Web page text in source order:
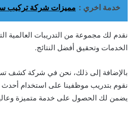
خدمة اخري : مميزات شركة تركيب
نقدم لك مجموعة من التدريبات العالمية
الخدمات وتحقيق أفضل النتائج.
بالإضافة إلى ذلك، نحن في شركة كشف
نقوم بتدريب موظفينا على استخدام أحدث
يضمن لك الحصول على خدمة متميزة